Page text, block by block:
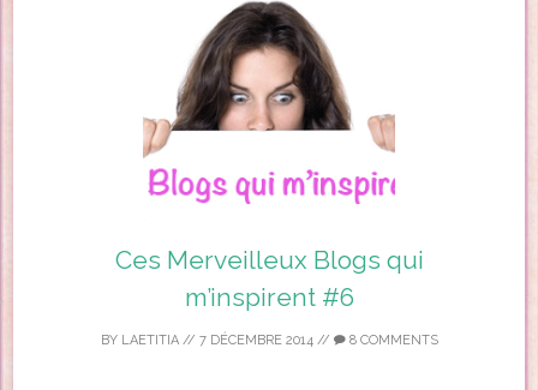
Ces Merveilleux Blogs qui
m’inspirent #6
BY LAETITIA// 7 DÉCEMBRE 2014 // 8 COMMENTS